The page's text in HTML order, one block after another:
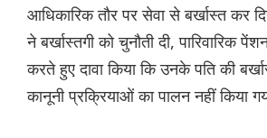
आधिकारिक तौर पर सेवा से बर्खास्त कर
ने बर्खास्तगी को चुनौती दी, पारिवारिक
करते हुए दावा किया कि उनके पति की
कानूनी प्रक्रियाओं का पालन नहीं किया